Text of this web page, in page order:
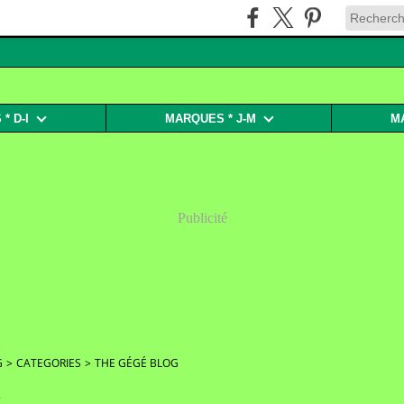
* D-I MARQUES * J-M
Publicité
> CATEGORIES > THE GÉGÉ BLOG